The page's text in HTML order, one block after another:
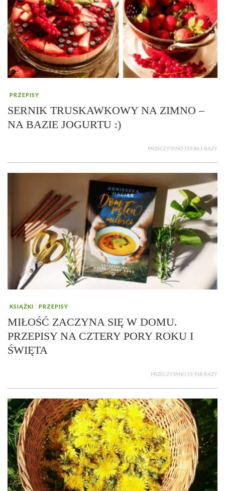
PRZEPISY
SERNIK TRUSKAWKOWY NA ZIMNO –
NA BAZIE JOGURTU :)
PRZECZYTANO 153 861 RAZY
KSIĄŻKI PRZEPISY
MIŁOŚĆ ZACZYNA SIĘ W DOMU.
PRZEPISY NA CZTERY PORY ROKU I
ŚWIĘTA
PRZECZYTANO 33 918 RAZY